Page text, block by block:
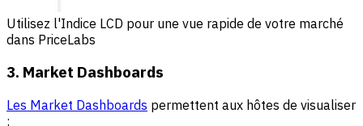
Utilisez l'Indice LCD pour une vue rapide de votre marché
dans PriceLabs
3. Market Dashboards
Les Market Dashboards permettent aux hôtes de visualiser
: